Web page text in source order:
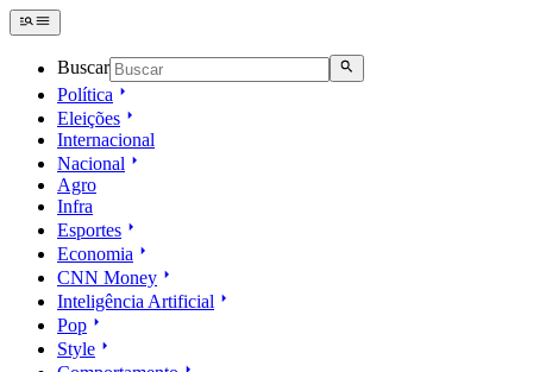
Buscar
Política
Eleições
Internacional
Nacional
Agro
Infra
Esportes
Economia
CNN Money
Inteligência Artificial
Pop
Style